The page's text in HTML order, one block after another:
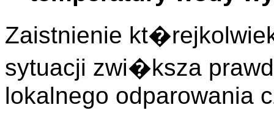
Zaistnienie
sytuacji zwi�ksza
lokalnego odparowania